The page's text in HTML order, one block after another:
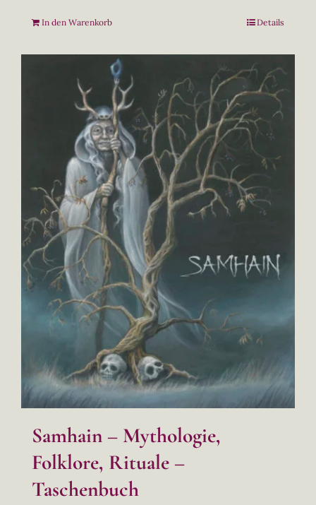
In den Warenkorb Details
Samhain – Mythologie,
Folklore, Rituale –
Taschenbuch